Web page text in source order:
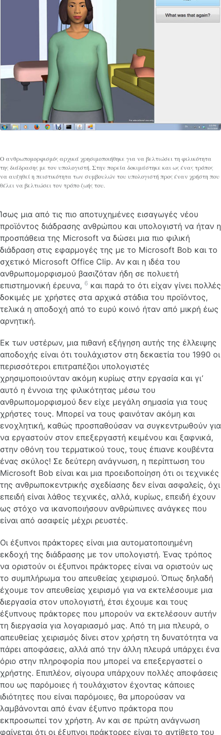
Ο ανθρωπομορφισμός αρχικά χρησιμοποιήθηκε για να βελτιώσει τη φιλικότητα
της διάδρασης με τον υπολογιστή. Στην πορεία δοκιμάστηκε και ως ένας τρόπος
να αυξηθεί η πειστικότητα των συμβουλών του υπολογιστή προς έναν χρήστη που
θέλει να βελτιώσει τον τρόπο ζωής του.
Ίσως μια από τις πιο αποτυχημένες εισαγωγές νέου
προϊόντος διάδρασης ανθρώπου και υπολογιστή να ήταν η
προσπάθεια της Microsoft να δώσει μια πιο φιλική
διάδραση στις εφαρμογές της με το Microsoft Bob και το
σχετικό Microsoft Office Clip. Αν και η ιδέα του
ανθρωπομορφισμού βασιζόταν ήδη σε πολυετή
επιστημονική έρευνα, 6 και παρά το ότι είχαν γίνει πολλές
δοκιμές με χρήστες στα αρχικά στάδια του προϊόντος,
τελικά η αποδοχή από το ευρύ κοινό ήταν από μικρή έως
αρνητική.
Εκ των υστέρων, μια πιθανή εξήγηση αυτής της έλλειψης
αποδοχής είναι ότι τουλάχιστον στη δεκαετία του 1990 οι
περισσότεροι επιτραπέζιοι υπολογιστές
χρησιμοποιούνταν ακόμη κυρίως στην εργασία και γι’
αυτό η έννοια της φιλικότητας μέσω του
ανθρωπομορφισμού δεν είχε μεγάλη σημασία για τους
χρήστες τους. Μπορεί να τους φαινόταν ακόμη και
ενοχλητική, καθώς προσπαθούσαν να συγκεντρωθούν για
να εργαστούν στον επεξεργαστή κειμένου και ξαφνικά,
στην οθόνη του τερματικού τους, τους έπιανε κουβέντα
ένας σκύλος! Σε δεύτερη ανάγνωση, η περίπτωση του
Microsoft Bob είναι και μια προειδοποίηση ότι οι τεχνικές
της ανθρωποκεντρικής σχεδίασης δεν είναι ασφαλείς, όχι
επειδή είναι λάθος τεχνικές, αλλά, κυρίως, επειδή έχουν
ως στόχο να ικανοποιήσουν ανθρώπινες ανάγκες που
είναι από ασαφείς μέχρι ρευστές.
Οι έξυπνοι πράκτορες είναι μια αυτοματοποιημένη
εκδοχή της διάδρασης με τον υπολογιστή. Ένας τρόπος
να οριστούν οι έξυπνοι πράκτορες είναι να οριστούν ως
το συμπλήρωμα του απευθείας χειρισμού. Όπως δηλαδή
έχουμε τον απευθείας χειρισμό για να εκτελέσουμε μια
διεργασία στον υπολογιστή, έτσι έχουμε και τους
έξυπνους πράκτορες που μπορούν να εκτελέσουν αυτήν
τη διεργασία για λογαριασμό μας. Από τη μια πλευρά, ο
απευθείας χειρισμός δίνει στον χρήστη τη δυνατότητα να
πάρει αποφάσεις, αλλά από την άλλη πλευρά υπάρχει ένα
όριο στην πληροφορία που μπορεί να επεξεργαστεί ο
χρήστης. Επιπλέον, σίγουρα υπάρχουν πολλές αποφάσεις
που ως παρόμοιες ή τουλάχιστον έχοντας κάποιες
ιδιότητες που είναι παρόμοιες, θα μπορούσαν να
λαμβάνονται από έναν έξυπνο πράκτορα που
εκπροσωπεί τον χρήστη. Αν και σε πρώτη ανάγνωση
φαίνεται ότι οι έξυπνοι πράκτορες είναι το αντίθετο του